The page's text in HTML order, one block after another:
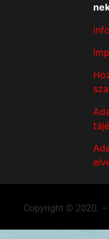
Copyright © 2020.